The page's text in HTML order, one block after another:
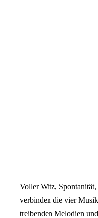
Voller Witz, Spontanität,
verbinden die vier
treibenden Melodien